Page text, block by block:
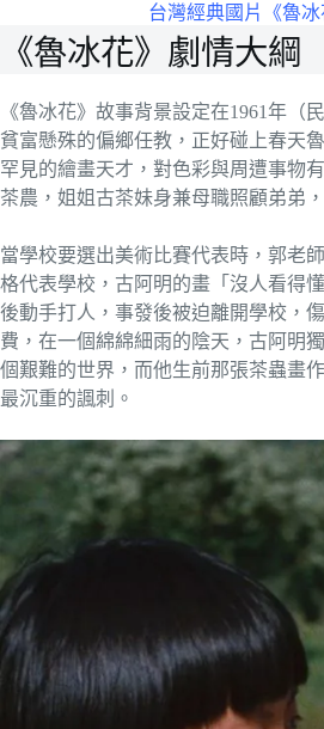
台灣經典國片《魯冰
《魯冰花》劇情大綱
《魯冰花》故事背景設定在1961年
貧富懸殊的偏鄉任教，正好碰上春天
罕見的繪畫天才，對色彩與周遭事物
茶農，姐姐古茶妹身兼母職照顧弟弟
當學校要選出美術比賽代表時，郭老
格代表學校，古阿明的畫「沒人看得
後動手打人，事發後被迫離開學校，
費，在一個綿綿細雨的陰天，古阿明
個艱難的世界，而他生前那張茶蟲畫
最沉重的諷刺。